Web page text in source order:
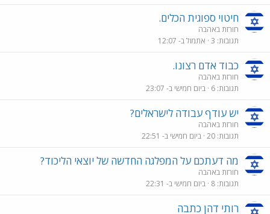
חיטוי ספוגית הכלים.
חורזת באהבה
תגובות 3 אתמול ב- 12:07
כבוד אדם רצונו.
חורזת באהבה
תגובות 6 ביום חמישי ב- 23:07
יש עודף עבודה לישראלים?
חורזת באהבה
תגובות 20 ביום חמישי ב- 22:51
מה דעתכם על המפלגה החדשה של יוצאי הליכוד?
חורזת באהבה
תגובות 8 ביום חמישי ב- 22:31
רותי דהן כתבה